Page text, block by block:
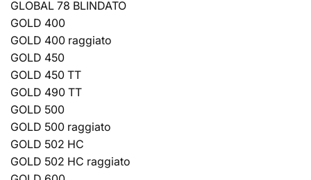
GLOBAL 78 BLINDATO
GOLD 400
GOLD 400 raggiato
GOLD 450
GOLD 450 TT
GOLD 490 TT
GOLD 500
GOLD 500 raggiato
GOLD 502 HC
GOLD 502 HC raggiato